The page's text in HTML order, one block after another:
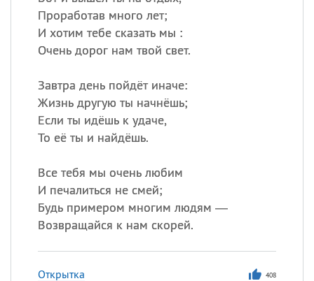
Проработав много лет;
И хотим тебе сказать мы :
Очень дорог нам твой свет.
Завтра день пойдёт иначе:
Жизнь другую ты начнёшь;
Если ты идёшь к удаче,
То её ты и найдёшь.
Все тебя мы очень любим
И печалиться не смей;
Будь примером многим людям —
Возвращайся к нам скорей.
Открытка 408